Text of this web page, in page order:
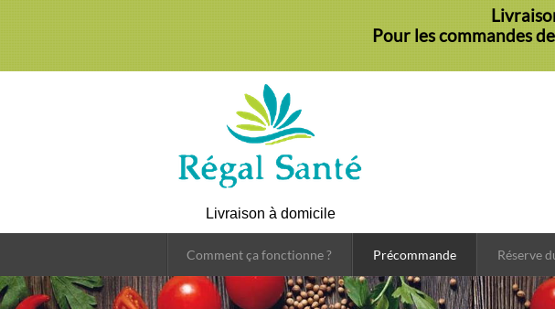
Pour les commandes
Livraison à domicile
Comment ça fonctionne ? Précommande Réserve